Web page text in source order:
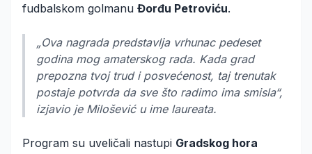
fudbalskom golmanu Đorđu Petroviću.
„Ova nagrada predstavlja vrhunac pedeset
godina mog amaterskog rada. Kada grad
prepozna tvoj trud i posvećenost, taj trenutak
postaje potvrda da sve što radimo ima smisla“,
izjavio je Milošević u ime laureata.
Program su uveličali nastupi Gradskog hora